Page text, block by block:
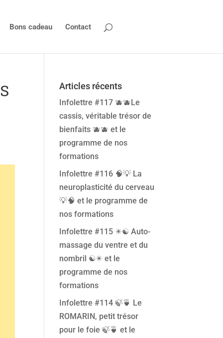
Bons cadeau Contact
Articles récents
Infolettre #117 🫐🫐Le
cassis, véritable trésor de
bienfaits 🫐🫐 et le
programme de nos
formations
Infolettre #116 🧠💡 La
neuroplasticité du cerveau
💡🧠 et le programme de
nos formations
Infolettre #115 ✴️☯️ Auto-
massage du ventre et du
nombril ☯️✴️ et le
programme de nos
formations
Infolettre #114 🍃🍵 Le
ROMARIN, petit trésor
pour le foie 🍃🍵 et le